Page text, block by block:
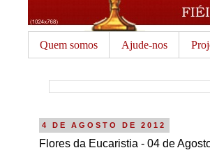
Quem somos Ajude-nos
4 DE AGOSTO DE 2012
Flores da Eucaristia - 04 de